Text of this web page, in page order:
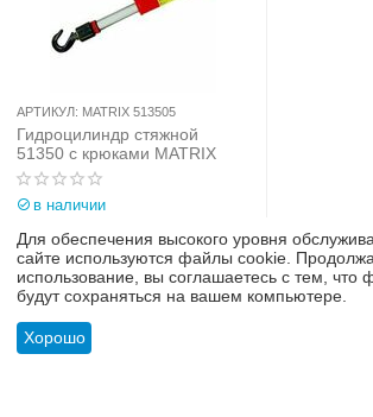
АРТИКУЛ: MATRIX 513505
Гидроцилиндр стяжной
51350 с крюками MATRIX
в наличии
5 024₽
Для обеспечения высокого уровня
сайте используются файлы cookie.
использование, вы соглашаетесь с тем, что
будут сохраняться на вашем компьютере.
Хорошо